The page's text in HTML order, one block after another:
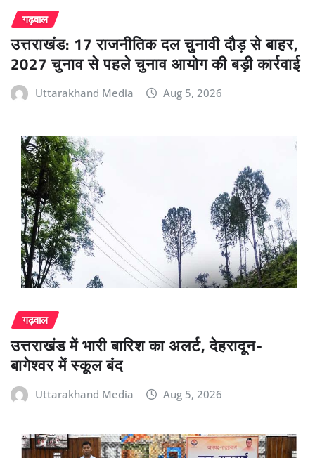
गढ़वाल
उत्तराखंड: 17 राजनीतिक दल चुनावी दौड़ से बाहर,
2027 चुनाव से पहले चुनाव आयोग की बड़ी कार्रवाई
Uttarakhand Media Aug 5, 2026
गढ़वाल
उत्तराखंड में भारी बारिश का अलर्ट, देहरादून-
बागेश्वर में स्कूल बंद
Uttarakhand Media Aug 5, 2026